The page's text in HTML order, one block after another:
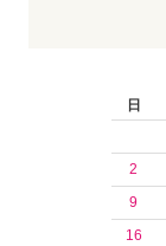
日
2
9
16